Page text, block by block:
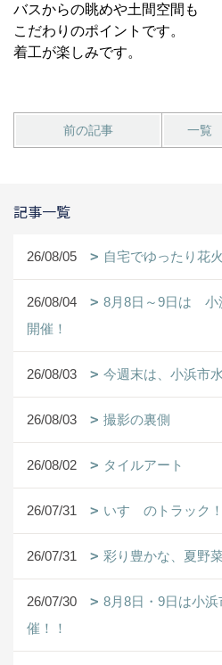
バスからの眺めや土間空間も
こだわりのポイントです。
着工が楽しみです。
前の記事 一覧
記事一覧
26/08/05 自宅でゆったり花
26/08/04
8月8日～9日は 小
開催！
26/08/03 今週末は、小浜市
26/08/03 撮影の裏側
26/08/02 タイルアート
26/07/31 いすゞのトラック！
26/07/31 彩り豊かな、夏野
26/07/30
8月8日・9日は小
催！！